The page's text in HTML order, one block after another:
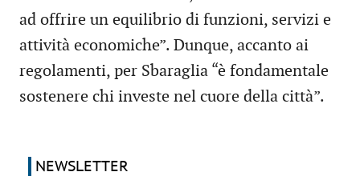
ad offrire un equilibrio di funzioni, servizi e
attività economiche”. Dunque, accanto ai
regolamenti, per Sbaraglia “è fondamentale
sostenere chi investe nel cuore della città”.
NEWSLETTER